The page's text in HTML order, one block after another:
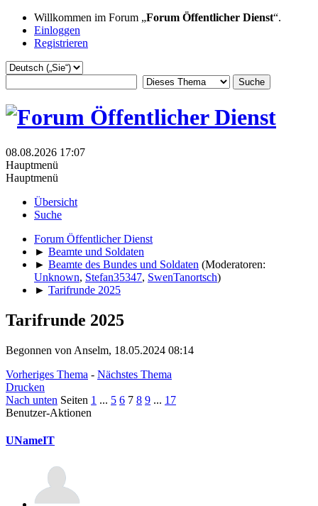
Willkommen im Forum „Forum Öffentlicher Dienst“.
Einloggen
Registrieren
08.08.2026 17:07
Hauptmenü
Hauptmenü
Übersicht
Suche
Forum Öffentlicher Dienst
► Beamte und Soldaten
► Beamte des Bundes und Soldaten (Moderatoren:
Unknown, Stefan35347, SwenTanortsch)
► Tarifrunde 2025
Tarifrunde 2025
Begonnen von Anselm, 18.05.2024 08:14
Vorheriges Thema - Nächstes Thema
Drucken
Nach unten Seiten 1 ... 5 6 7 8 9 ... 17
Benutzer-Aktionen
UNameIT